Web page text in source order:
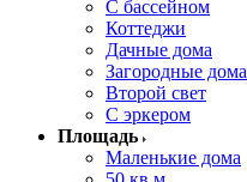
С бассейном
Коттеджи
Дачные дома
Загородные дома
Второй свет
С эркером
Площадь
Маленькие дома